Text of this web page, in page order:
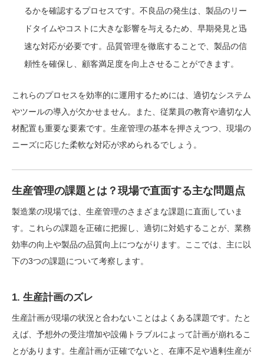
るかを確認するプロセスです。不良品の発生は、製品のリー
ドタイムやコストに大きな影響を与えるため、早期発見と迅
速な対応が必要です。品質管理を徹底することで、製品の信
頼性を確保し、顧客満足度を向上させることができます。
これらのプロセスを効率的に運用するためには、適切なシステム
やツールの導入が欠かせません。また、従業員の教育や適切な人
材配置も重要な要素です。生産管理の基本を押さえつつ、現場の
ニーズに応じた柔軟な対応が求められるでしょう。
生産管理の課題とは？現場で直面する主な問題点
製造業の現場では、生産管理のさまざまな課題に直面していま
す。これらの課題を正確に把握し、適切に対処することが、業務
効率の向上や製品の品質向上につながります。ここでは、主に以
下の3つの課題について考察します。
1. 生産計画のズレ
生産計画が現場の状況と合わないことはよくある課題です。たと
えば、予想外の受注増加や設備トラブルによって計画が崩れるこ
とがあります。生産計画が正確でないと、在庫不足や過剰生産が